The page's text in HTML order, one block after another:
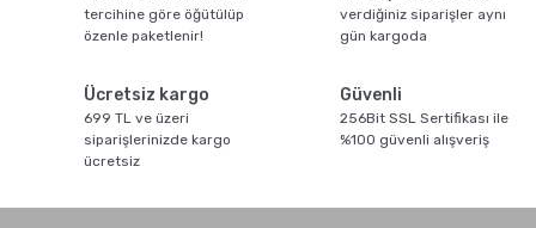
Hazırlanır ?
tercihine göre öğütülüp
özenle paketlenir!
verdiğiniz siparişler aynı
gün kargoda
Ücretsiz kargo
699 TL ve üzeri
siparişlerinizde kargo
ücretsiz
Güvenli
256Bit SSL Sertifikası ile
%100 güvenli alışveriş